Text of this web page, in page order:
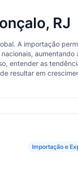
RJ
A importação
entender as
resultar em
Importação e